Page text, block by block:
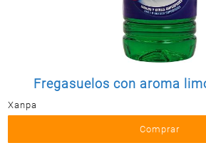
LIMPIEZAFregasuelos con aroma
Xanpa